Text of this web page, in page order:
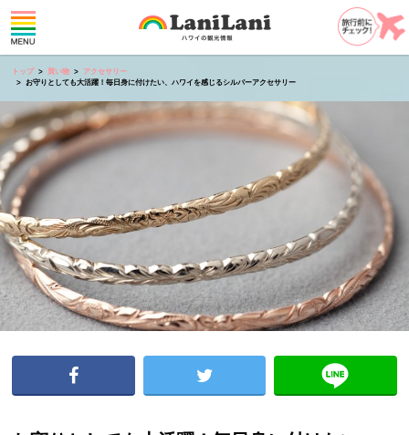
トップ 買い物
アクセサリー
お守りとしても大活躍！毎日身に付けたい、ハワイを感じるシルバーアクセサリー